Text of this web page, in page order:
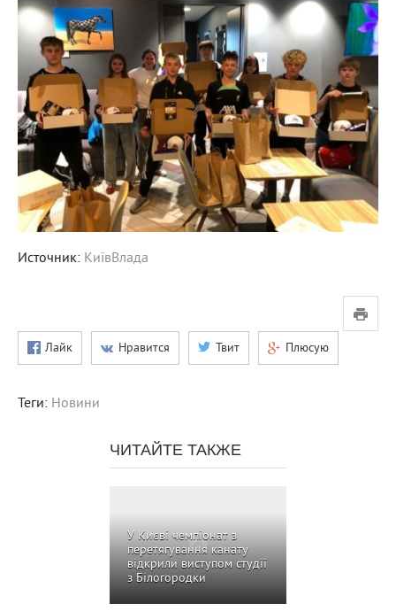
Источник: КиївВлада
Лайк Нравится Твит Плюсую
Теги: Новини
ЧИТАЙТЕ ТАКЖЕ
У Києві чемпіонат з
перетягування канату
відкрили виступом студії
з Білогородки